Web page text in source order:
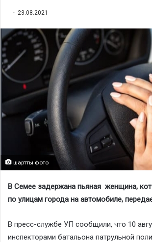
23.08.2021
шартты фото
В Семее задержана пьяная женщина,
по улицам города на автомобиле,
В пресс-службе УП сообщили, что 10
инспекторами батальона патрульной